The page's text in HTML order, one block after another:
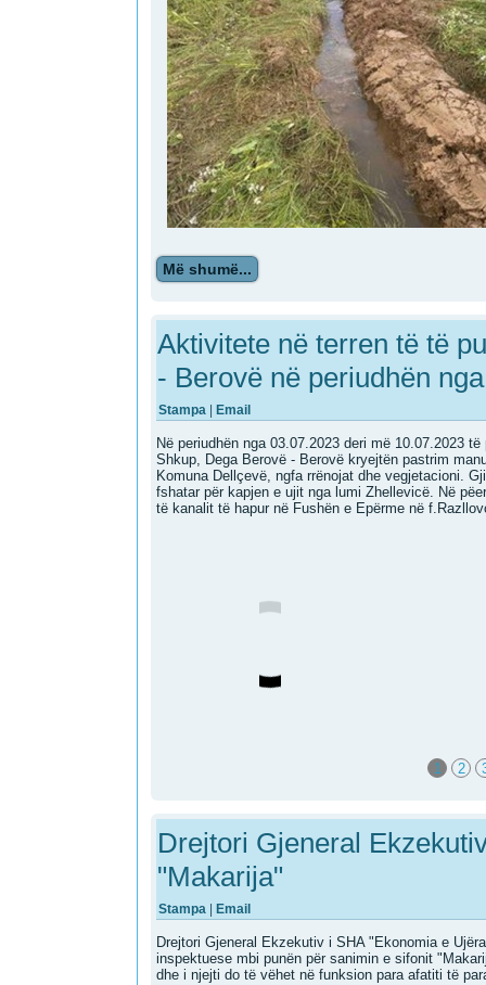
Më shumë...
Aktivitete në terren të të
- Berovë në periudhën
Stampa Email
Në periudhën nga 03.07.2023 deri më 10.07.2023
Shkup, Dega Berovë - Berovë kryejtën pastrim
Komuna Dellçevë, ngfa rrënojat dhe vegjetacioni.
fshatar për kapjen e ujit nga lumi Zhellevicë. Në
të kanalit të hapur në Fushën e Epërme në
1 2
Drejtori Gjeneral
"Makarija"
Stampa Email
Drejtori Gjeneral Ekzekutiv i SHA "Ekonomia e
inspektuese mbi punën për sanimin e sifonit
dhe i njejti do të vëhet në funksion para afatiti të